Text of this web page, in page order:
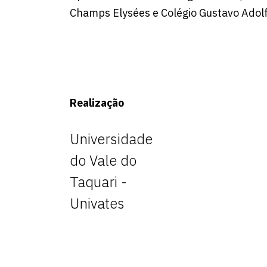
Champs Elysées e Colégio Gustavo
Realização
Universidade
do Vale do
Taquari -
Univates